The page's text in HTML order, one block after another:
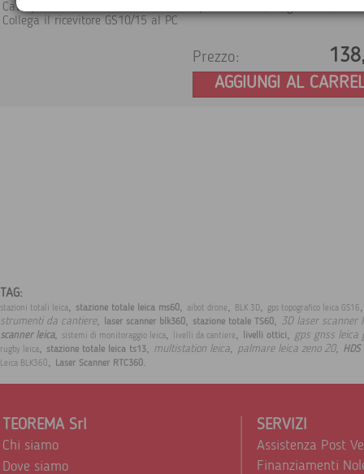
Cavo per trasferimento dati Lemo - 9 pin F RS232, lunghezza 2,8 mt
Collega il ricevitore GS10/15 al PC
Prezzo:
AGGIUNGI AL
TAG:
stazioni totali leica, stazione totale leica ms60, aibot drone, BLK 3D, gps topografico leica GS16,
strumenti da cantiere, laser scanner blk360, stazione totale TS60, 3D laser scanner
scanner leica, sistemi di monitoraggio leica, livelli da cantiere, livelli ottici, gps gnss leica
rugby leica, stazione totale leica ts13, multistation leica, palmare leica zeno 20, HDS
Leica BLK360, Laser Scanner RTC360.
TEOREMA Srl
Chi siamo
Dove siamo
SERVIZI
Assistenza Post
Finanziamenti